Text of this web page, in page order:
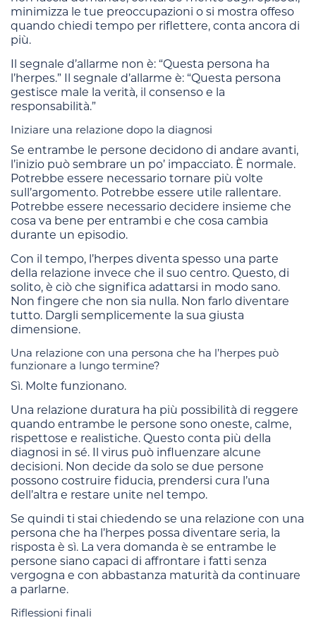
minimizza le tue preoccupazioni o si mostra offeso
quando chiedi tempo per riflettere, conta ancora di
più.
Il segnale d’allarme non è: “Questa persona ha
l’herpes.” Il segnale d’allarme è: “Questa persona
gestisce male la verità, il consenso e la
responsabilità.”
Iniziare una relazione dopo la diagnosi
Se entrambe le persone decidono di andare avanti,
l’inizio può sembrare un po’ impacciato. È normale.
Potrebbe essere necessario tornare più volte
sull’argomento. Potrebbe essere utile rallentare.
Potrebbe essere necessario decidere insieme che
cosa va bene per entrambi e che cosa cambia
durante un episodio.
Con il tempo, l’herpes diventa spesso una parte
della relazione invece che il suo centro. Questo, di
solito, è ciò che significa adattarsi in modo sano.
Non fingere che non sia nulla. Non farlo diventare
tutto. Dargli semplicemente la sua giusta
dimensione.
Una relazione con una persona che ha l’herpes può
funzionare a lungo termine?
Sì. Molte funzionano.
Una relazione duratura ha più possibilità di reggere
quando entrambe le persone sono oneste, calme,
rispettose e realistiche. Questo conta più della
diagnosi in sé. Il virus può influenzare alcune
decisioni. Non decide da solo se due persone
possono costruire fiducia, prendersi cura l’una
dell’altra e restare unite nel tempo.
Se quindi ti stai chiedendo se una relazione con una
persona che ha l’herpes possa diventare seria, la
risposta è sì. La vera domanda è se entrambe le
persone siano capaci di affrontare i fatti senza
vergogna e con abbastanza maturità da continuare
a parlarne.
Riflessioni finali